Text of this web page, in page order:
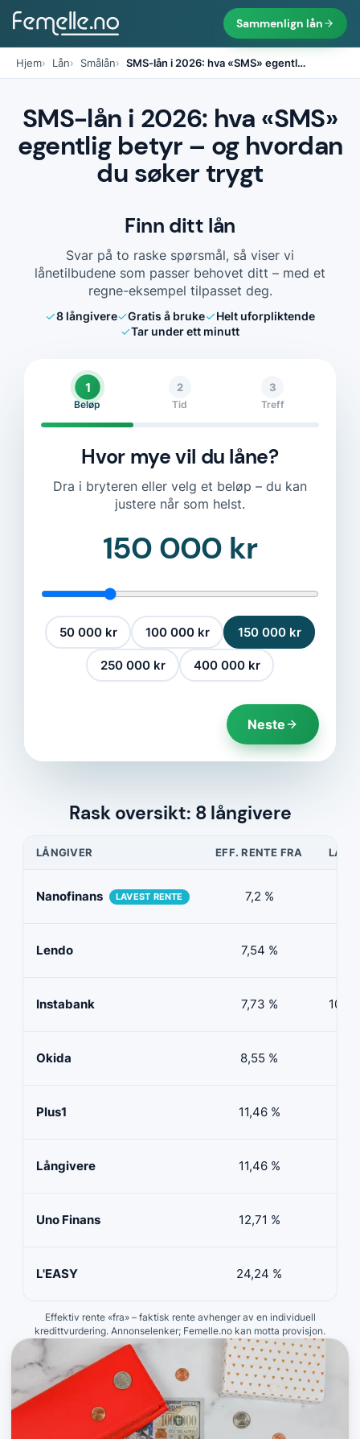
Sammenlign lån
Hjem Lån Smålån SMS-lån i 2026: hva «SMS» egentl…
SMS-lån i 2026: hva «SMS»
egentlig betyr – og hvordan
du søker trygt
Finn ditt lån
Svar på to raske spørsmål, så viser vi
lånetilbudene som passer behovet ditt – med et
regne-eksempel tilpasset deg.
8långivere Gratis å bruke
Helt uforpliktende
Tar under ett minutt
1
Beløp
2
Tid
3
Treff
Hvor mye vil du låne?
Dra i bryteren eller velg et beløp – du kan
justere når som helst.
150 000 kr
50 000 kr 100 000 kr 150 000 kr
250 000 kr 400 000 kr
Neste
Rask oversikt: 8 långivere
LÅNGIVER EFF. RENTE FRA
Nanofinans LAVEST RENTE 7,2 %
Lendo 7,54 %
Instabank 7,73 % 100
Okida 8,55 %
Plus1 11,46 %
Långivere 11,46 %
Uno Finans 12,71 %
L'EASY 24,24 %
Effektiv rente «fra» – faktisk rente avhenger av en individuell
kredittvurdering. Annonselenker; Femelle.no kan motta provisjon.